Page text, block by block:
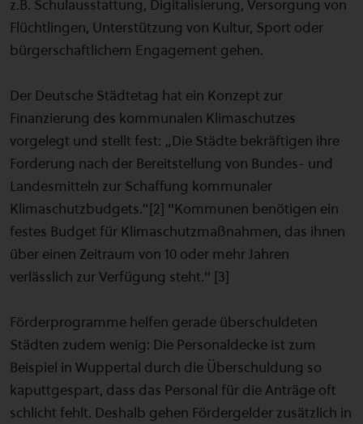
z.B. Schulausstattung, Digitalisierung, Versorgung von
Flüchtlingen, Unterstützung von Kultur, Sport oder
bürgerschaftlichem Engagement gehen.
Der Deutsche Städtetag hat ein Konzept zur
Finanzierung des kommunalen Klimaschutzes
vorgelegt und stellt fest: „Die Städte bekräftigen ihre
Forderung nach der Bereitstellung von Bundes- und
Landesmitteln zur Schaffung kommunaler
Klimaschutzbudgets.“[2] "Kommunen benötigen ein
festes Budget für Klimaschutzmaßnahmen, das ihnen
über einen Zeitraum von 10 oder mehr Jahren
verlässlich zur Verfügung steht." [3]
Förderprogramme helfen gerade überschuldeten
Städten zudem wenig: Die Personaldecke ist zum
Beispiel in Wuppertal durch die Überschuldung so
kaputtgespart, dass das Personal für die Anträge oft
schlicht fehlt. Deshalb gehen Fördergelder zusätzlich in